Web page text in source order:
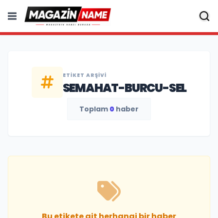
ETIKET ARŞIVI
SEMAHAT-BURCU-SEL
Toplam 0 haber